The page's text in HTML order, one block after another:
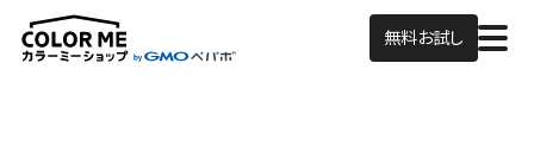
無料お試し